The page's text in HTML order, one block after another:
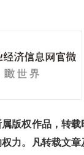
权作品，转载
力。凡转载文